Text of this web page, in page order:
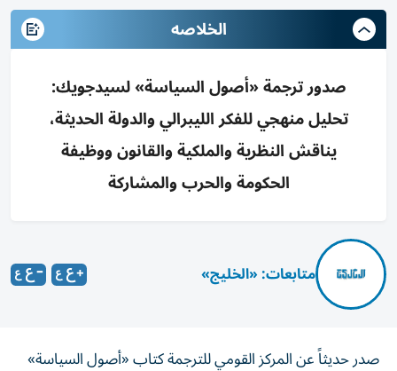
الخلاصه
صدور ترجمة «أصول السياسة» لسيدجويك:
تحليل منهجي للفكر الليبرالي والدولة الحديثة،
يناقش النظرية والملكية والقانون ووظيفة
الحكومة والحرب والمشاركة
متابعات: «الخليج»
صدر حديثاً عن المركز القومي للترجمة كتاب «أصول السياسة»